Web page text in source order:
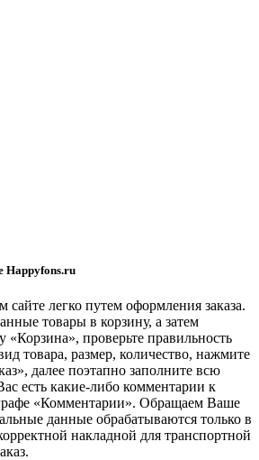
Happyfons.ru
сайте легко путем оформления заказа.
товары в корзину, а затем
«Корзина», проверьте правильность
товара, размер, количество, нажмите
далее поэтапно заполните всю
есть какие-либо комментарии к
«Комментарии». Обращаем Ваше
данные обрабатываются только в
накладной для транспортной